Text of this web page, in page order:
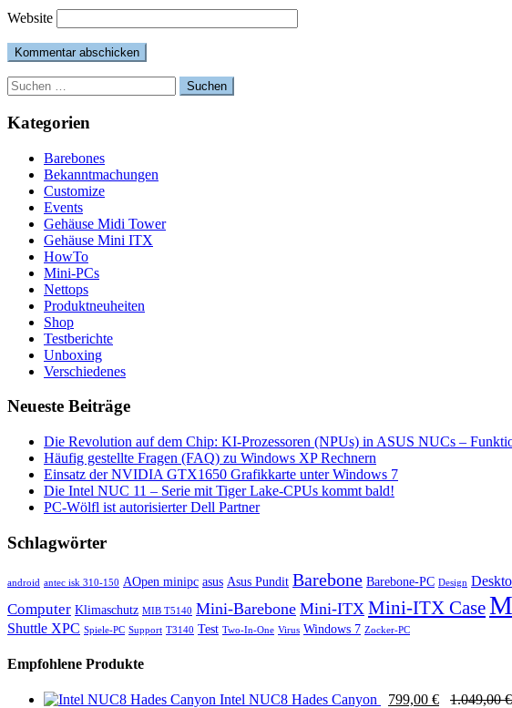
Website
Suchen
nach:
Kategorien
Barebones
Bekanntmachungen
Customize
Events
Gehäuse Midi Tower
Gehäuse Mini ITX
HowTo
Mini-PCs
Nettops
Produktneuheiten
Shop
Testberichte
Unboxing
Verschiedenes
Neueste Beiträge
Die Revolution auf dem Chip: KI-Prozessoren (NPUs) in ASUS NUCs –
Häufig gestellte Fragen (FAQ) zu Windows XP Rechnern
Einsatz der NVIDIA GTX1650 Grafikkarte unter Windows 7
Die Intel NUC 11 – Serie mit Tiger Lake-CPUs kommt bald!
PC-Wölfl ist autorisierter Dell Partner
Schlagwörter
android antec isk 310-150 AOpen minipc asus Asus Pundit Barebone Barebone-PC Design
Computer Klimaschutz MIB T5140 Mini-Barebone Mini-ITX Mini-ITX Case
Shuttle XPC Spiele-PC Support T3140 Test Two-In-One Virus Windows 7 Zocker-PC
Empfohlene Produkte
Intel NUC8 Hades Canyon 799,00 € 1.049,00€